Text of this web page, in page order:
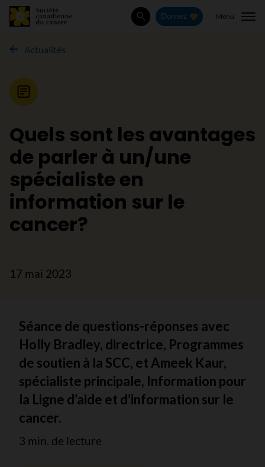
Rechercher
Donnez Menu
Actualités
Nouvelle
Quels sont les avantages
de parler à un/une
spécialiste en
information sur le
cancer?
17 mai 2023
Séance de questions-réponses avec
Holly Bradley, directrice, Programmes
de soutien à la SCC, et Ameek Kaur,
spécialiste principale, Information pour
la Ligne d’aide et d’information sur le
cancer.
3 min. de lecture